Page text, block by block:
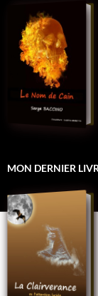
MON DERNIER